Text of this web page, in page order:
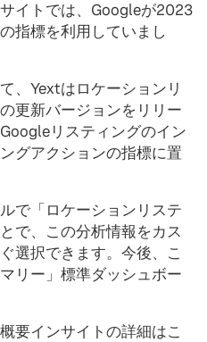
イトでは、Googleが2023
指標を利用していまし
、Yextはロケーションリ
更新バージョンをリリー
リスティングのイン
グアクションの指標に置
で「ロケーションリステ
で、この分析情報をカス
選択できます。今後、こ
リー」標準ダッシュボー
要インサイトの詳細はこ